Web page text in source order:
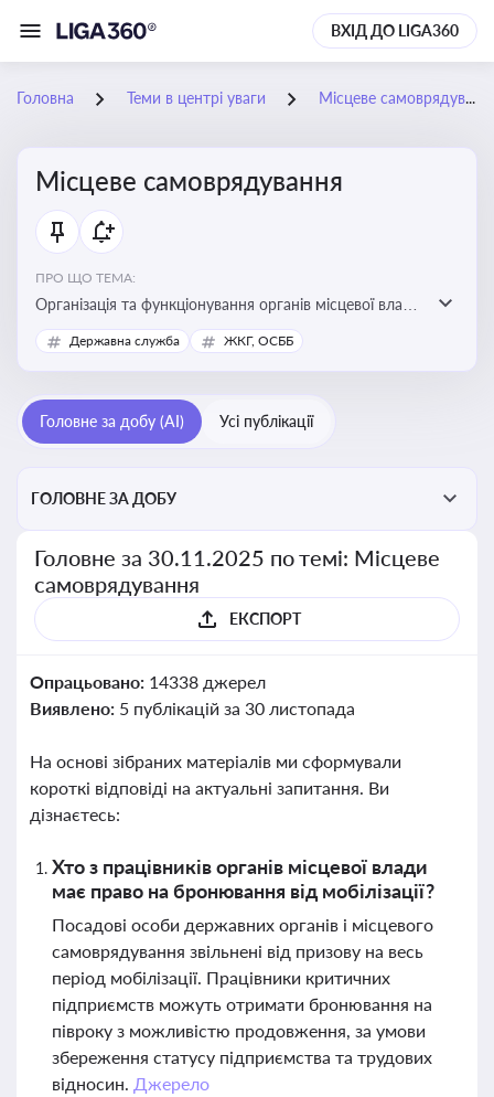
ВХІД ДО LIGA360
Головна Теми в центрі уваги Місцеве самоврядування
Місцеве самоврядування
ПРО ЩО ТЕМА:
Організація та функціонування органів місцевої влади,
які приймають рішення та здійснюють управлінські
функції на рівні місцевих громад (міст, сіл, селищ)
Державна служба ЖКГ, ОСББ
Головне за добу (AI) Усі публікації
ГОЛОВНЕ ЗА ДОБУ
Головне за 30.11.2025 по темі: Місцеве
самоврядування
ЕКСПОРТ
Опрацьовано: 14338 джерел
Виявлено: 5 публікацій за 30 листопада
На основі зібраних матеріалів ми сформували
короткі відповіді на актуальні запитання. Ви
дізнаєтесь:
Хто з працівників органів місцевої влади
має право на бронювання від мобілізації?
Посадові особи державних органів і місцевого
самоврядування звільнені від призову на весь
період мобілізації. Працівники критичних
підприємств можуть отримати бронювання на
півроку з можливістю продовження, за умови
збереження статусу підприємства та трудових
відносин. Джерело